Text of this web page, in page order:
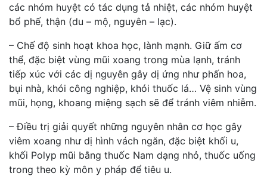
các nhóm huyệt có tác dụng tả nhiệt, các nhóm huyệt
bổ phế, thận (du – mộ, nguyên – lạc).
– Chế độ sinh hoạt khoa học, lành mạnh. Giữ ấm cơ
thể, đặc biệt vùng mũi xoang trong mùa lạnh, tránh
tiếp xúc với các dị nguyên gây dị ứng như phấn hoa,
bụi nhà, khói công nghiệp, khói thuốc lá… Vệ sinh vùng
mũi, họng, khoang miệng sạch sẽ để tránh viêm nhiễm.
– Điều trị giải quyết những nguyên nhân cơ học gây
viêm xoang như dị hình vách ngăn, đặc biệt khối u,
khối Polyp mũi bằng thuốc Nam dạng nhỏ, thuốc uống
trong theo kỳ môn y pháp để tiêu u.